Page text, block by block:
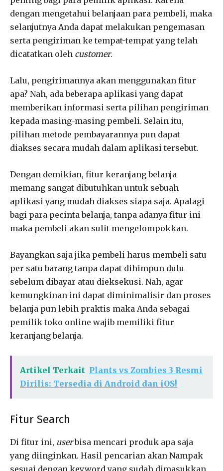
dengan mengetahui belanjaan para pembeli, maka
selanjutnya Anda dapat melakukan pengemasan
serta pengiriman ke tempat-tempat yang telah
dicatatkan oleh customer.
Lalu, pengirimannya akan menggunakan fitur
apa? Nah, ada beberapa aplikasi yang dapat
memberikan informasi serta pilihan pengiriman
kepada masing-masing pembeli. Selain itu,
pilihan metode pembayarannya pun dapat
diakses secara mudah dalam aplikasi tersebut.
Dengan demikian, fitur keranjang belanja
memang sangat dibutuhkan untuk sebuah
aplikasi yang mudah diakses siapa saja. Apalagi
bagi para pecinta belanja, tanpa adanya fitur ini
maka pembeli akan sulit mengelompokkan.
Bayangkan saja jika pembeli harus membeli satu
per satu barang tanpa dapat dihimpun dulu
sebelum dibayar atau dieksekusi. Nah, agar
kemungkinan ini dapat diminimalisir dan proses
belanja pun lebih praktis maka Anda sebagai
pemilik toko online wajib memiliki fitur
keranjang belanja.
Artikel Terkait Plants vs Zombies 3 Resmi
Dirilis: Tersedia di Android dan iOS!
Fitur Search
Di fitur ini, userbisa mencari produk apa saja
yang diinginkan. Hasil pencarian akan Nampak